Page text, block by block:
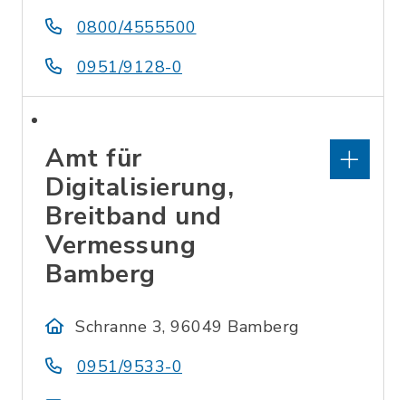
0800/4555500
0951/9128-0
Amt für
Digitalisierung,
Breitband und
Vermessung
Bamberg
Schranne 3, 96049 Bamberg
0951/9533-0